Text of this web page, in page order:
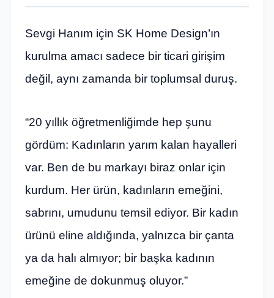
Sevgi Hanım için SK Home Design’ın
kurulma amacı sadece bir ticari girişim
değil, aynı zamanda bir toplumsal duruş.
“20 yıllık öğretmenliğimde hep şunu
gördüm: Kadınların yarım kalan hayalleri
var. Ben de bu markayı biraz onlar için
kurdum. Her ürün, kadınların emeğini,
sabrını, umudunu temsil ediyor. Bir kadın
ürünü eline aldığında, yalnızca bir çanta
ya da halı almıyor; bir başka kadının
emeğine de dokunmuş oluyor.”